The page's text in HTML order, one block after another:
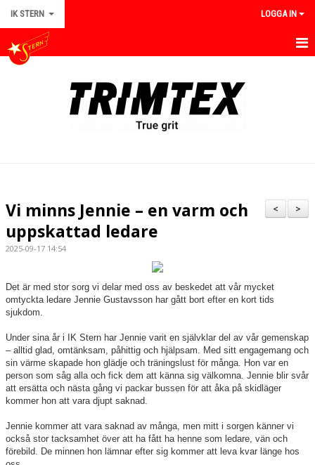
IK STERN LOGGA IN
DOKUMENT
KONTAKT
KLUBBSTYRELSE
>
<
Vi minns Jennie – en varm och
uppskattad ledare
2025-09-17 14:54
Det är med stor sorg vi delar med oss av beskedet att vår mycket
omtyckta ledare Jennie Gustavsson har gått bort efter en kort tids
sjukdom.
Under sina år i IK Stern har Jennie varit en självklar del av vår gemenskap
– alltid glad, omtänksam, påhittig och hjälpsam. Med sitt engagemang och
sin värme skapade hon glädje och träningslust för många. Hon var en
person som såg alla och fick dem att känna sig välkomna. Jennie blir svår
att ersätta och nästa gång vi packar bussen för att åka på skidläger
kommer hon att vara djupt saknad.
Jennie kommer att vara saknad av många, men mitt i sorgen känner vi
också stor tacksamhet över att ha fått ha henne som ledare, vän och
förebild. De minnen hon lämnar efter sig kommer att leva kvar länge hos